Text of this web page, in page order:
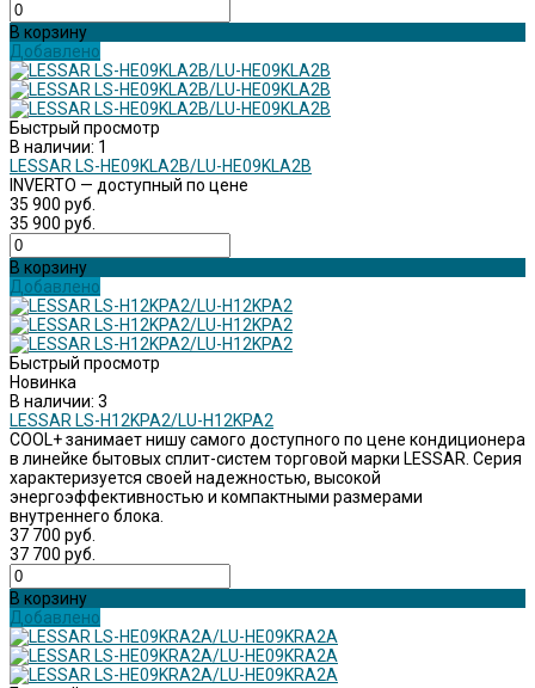
В корзину
Добавлено
Быстрый просмотр
В наличии: 1
LESSAR LS-HE09KLA2B/LU-HE09KLA2B
INVERTO — доступный по цене
35 900 руб.
35 900 руб.
В корзину
Добавлено
Быстрый просмотр
Новинка
В наличии: 3
LESSAR LS-H12KPA2/LU-H12KPA2
COOL+ занимает нишу самого доступного по цене кондиционера
в линейке бытовых сплит-систем торговой марки LESSAR. Серия
характеризуется своей надежностью, высокой
энергоэффективностью и компактными размерами
внутреннего блока.
37 700 руб.
37 700 руб.
В корзину
Добавлено